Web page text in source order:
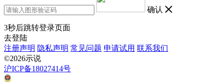
确认
3秒后跳转登录页面
去登陆
注册声明 隐私声明 常见问题 申请试用 联系我们
©2026示说
沪ICP备18027414号